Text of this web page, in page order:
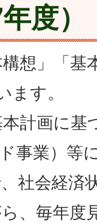
度）
想」「基
す。
本計画に
事業）等
社会経済
、毎年度